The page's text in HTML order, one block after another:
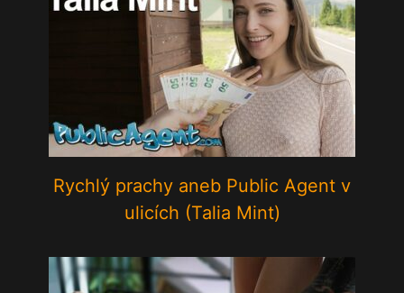
Rychlý prachy aneb Public Agent v
ulicích (Talia Mint)